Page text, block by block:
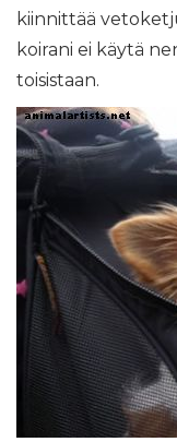
kiinnittää
koirani ei käytä
toisistaan.